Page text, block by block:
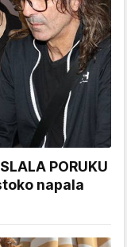
PORUKU
napala